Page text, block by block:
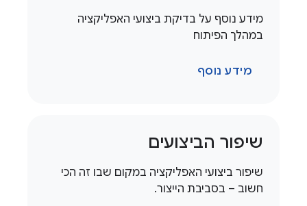
מידע נוסף על בדיקת ביצועי האפליקציה
במהלך הפיתוח
מידע נוסף
שיפור הביצועים
שיפור ביצועי האפליקציה במקום שבו זה הכי
חשוב – בסביבת הייצור.